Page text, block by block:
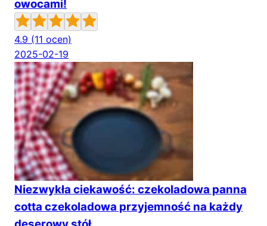
owocami!
4.9 (11 ocen)
2025-02-19
Niezwykła ciekawość: czekoladowa panna
cotta czekoladowa przyjemność na każdy